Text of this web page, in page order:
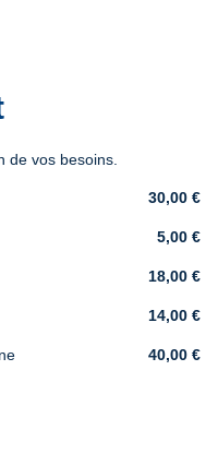
de vos besoins.
30,00 €
5,00 €
18,00 €
14,00 €
40,00 €